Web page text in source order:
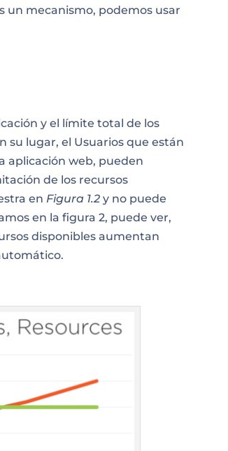
un mecanismo, podemos usar
y el límite total de los
su lugar, el Usuarios que están
aplicación web, pueden
de los recursos
en Figura 1.2 y no puede
en la figura 2, puede ver,
disponibles aumentan